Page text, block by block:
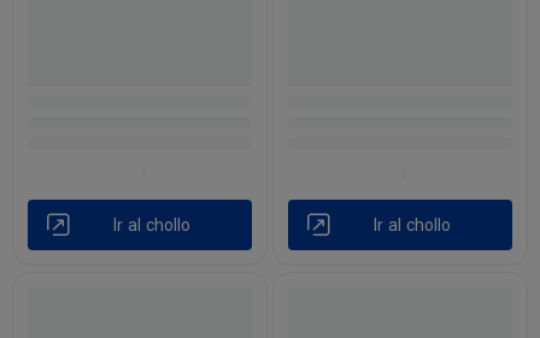
Ir al chollo Ir al chollo